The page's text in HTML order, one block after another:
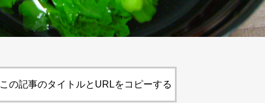
この記事のタイトルとURLをコピーする